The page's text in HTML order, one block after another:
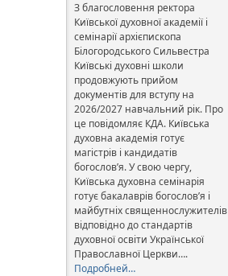
З благословення ректора
Київської духовної академії і
семінарії архієпископа
Білогородського Сильвестра
Київські духовні школи
продовжують прийом
документів для вступу на
2026/2027 навчальний рік. Про
це повідомляє КДА. Київська
духовна академія готує
магістрів і кандидатів
богослов’я. У свою чергу,
Київська духовна семінарія
готує бакалаврів богослов’я і
майбутніх священнослужителів
відповідно до стандартів
духовної освіти Української
Православної Церкви….
Подробней…